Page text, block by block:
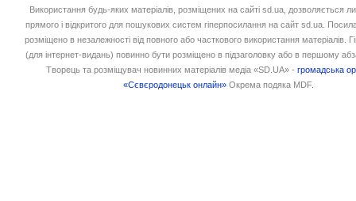
Використання будь-яких матеріалів, розміщених на сайті sd.ua, дозволяється
прямого і відкритого для пошукових систем гіперпосилання на сайт sd.ua.
розміщено в незалежності від повного або часткового використання матеріалів.
(для інтернет-видань) повинно бути розміщено в підзаголовку або в першому
Творець та розміщувач новинних матеріалів медіа «SD.UA» -громадська
«Сєвєродонецьк онлайн» Окрема подяка MDF.